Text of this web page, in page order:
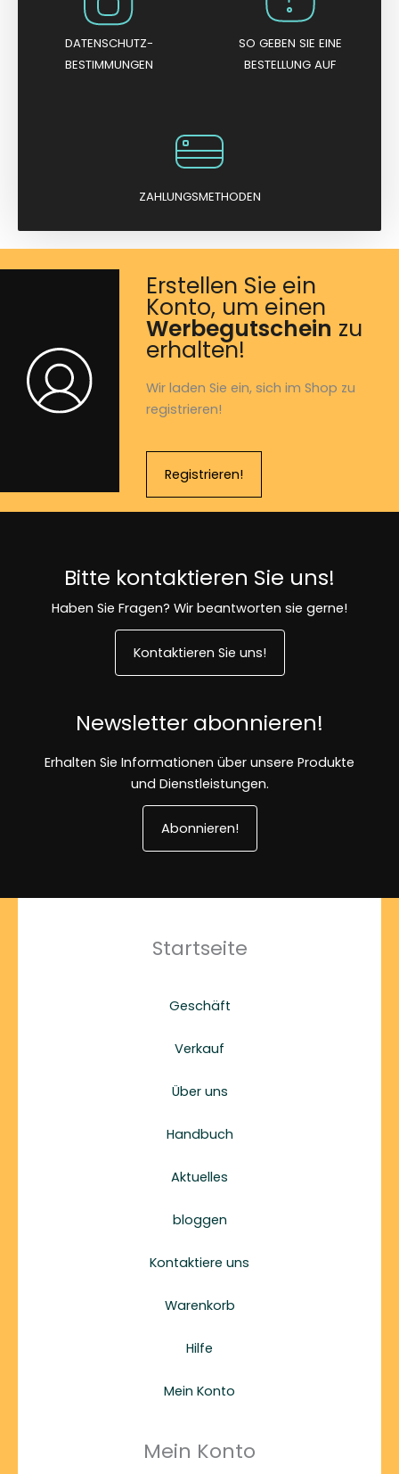
DATENSCHUTZ-
BESTIMMUNGEN
SO GEBEN SIE EINE
BESTELLUNG AUF
ZAHLUNGSMETHODEN
Erstellen Sie ein
Konto, um einen
Werbegutschein zu
erhalten!
Wir laden Sie ein, sich im Shop zu
registrieren!
Registrieren!
Bitte kontaktieren Sie uns!
Haben Sie Fragen? Wir beantworten sie gerne!
Kontaktieren Sie uns!
Newsletter abonnieren!
Erhalten Sie Informationen über unsere Produkte
und Dienstleistungen.
Abonnieren!
Startseite
Geschäft
Verkauf
Über uns
Handbuch
Aktuelles
bloggen
Kontaktiere uns
Warenkorb
Hilfe
Mein Konto
Mein Konto